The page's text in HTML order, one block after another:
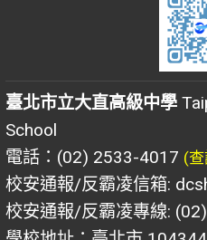
臺北市立大直高級中學
School
電話：(02) 2533-4017 (
校安通報/反霸凌信箱:
校安通報/反霸凌專線: